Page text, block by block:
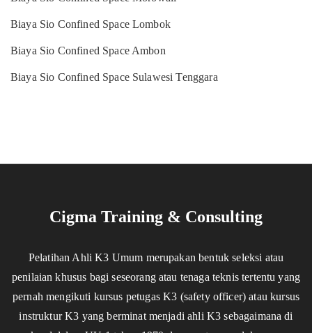
Biaya Sio Confined Space Lombok
Biaya Sio Confined Space Ambon
Biaya Sio Confined Space Sulawesi Tenggara
Cigma Training & Consulting
Pelatihan Ahli K3 Umum merupakan bentuk seleksi atau
penilaian khusus bagi seseorang atau tenaga teknis tertentu yang
pernah mengikuti kursus petugas K3 (safety officer) atau kursus
instruktur K3 yang berminat menjadi ahli K3 sebagaimana di